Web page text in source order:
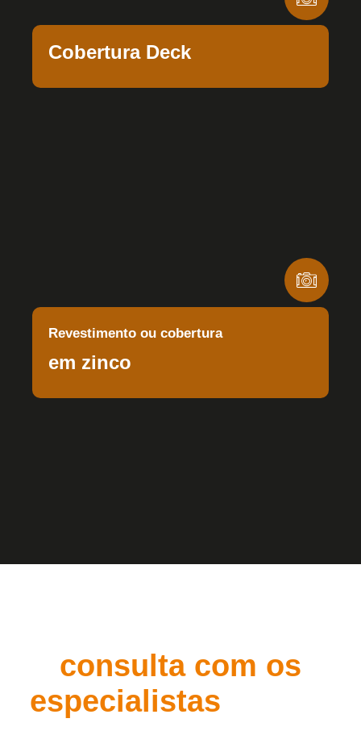
Cobertura Deck
Revestimento ou cobertura
em zinco
consulta com os
especialistas